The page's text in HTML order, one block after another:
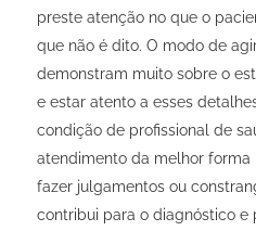
preste atenção no que o
que não é dito. O modo de
demonstram muito sobre o
e estar atento a esses
condição de profissional de
atendimento da melhor forma
fazer julgamentos ou
contribui para o diagnóstico e